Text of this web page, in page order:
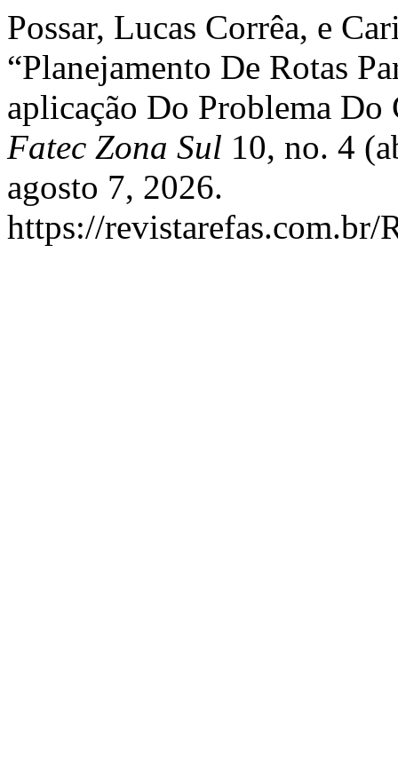
Possar, Lucas Corrêa, e
“Planejamento De Rotas
aplicação Do Problema
Fatec Zona Sul 10, no. 4
agosto 7, 2026.
https://